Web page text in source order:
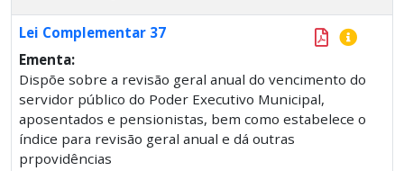
Lei Complementar 37
Ementa:
Dispõe sobre a revisão geral anual do vencimento do
servidor público do Poder Executivo Municipal,
aposentados e pensionistas, bem como estabelece o
índice para revisão geral anual e dá outras
prpovidências